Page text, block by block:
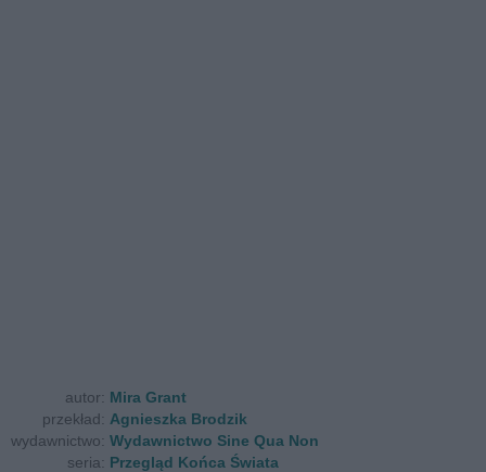
autor: Mira Grant
przekład: Agnieszka Brodzik
wydawnictwo: Wydawnictwo Sine Qua Non
seria: Przegląd Końca Świata